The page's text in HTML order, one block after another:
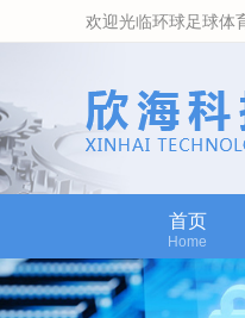
欢迎光临环球足球体
首页
Home